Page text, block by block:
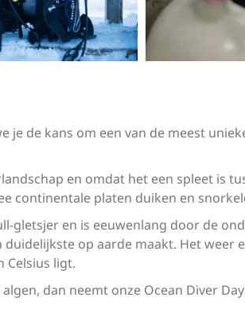
je de kans om een van de meest
en omdat het een spleet is
continentale platen duiken en
gletsjer en is eeuwenlang door de
op aarde maakt. Het weer
Celsius ligt.
dan neemt onze Ocean Diver